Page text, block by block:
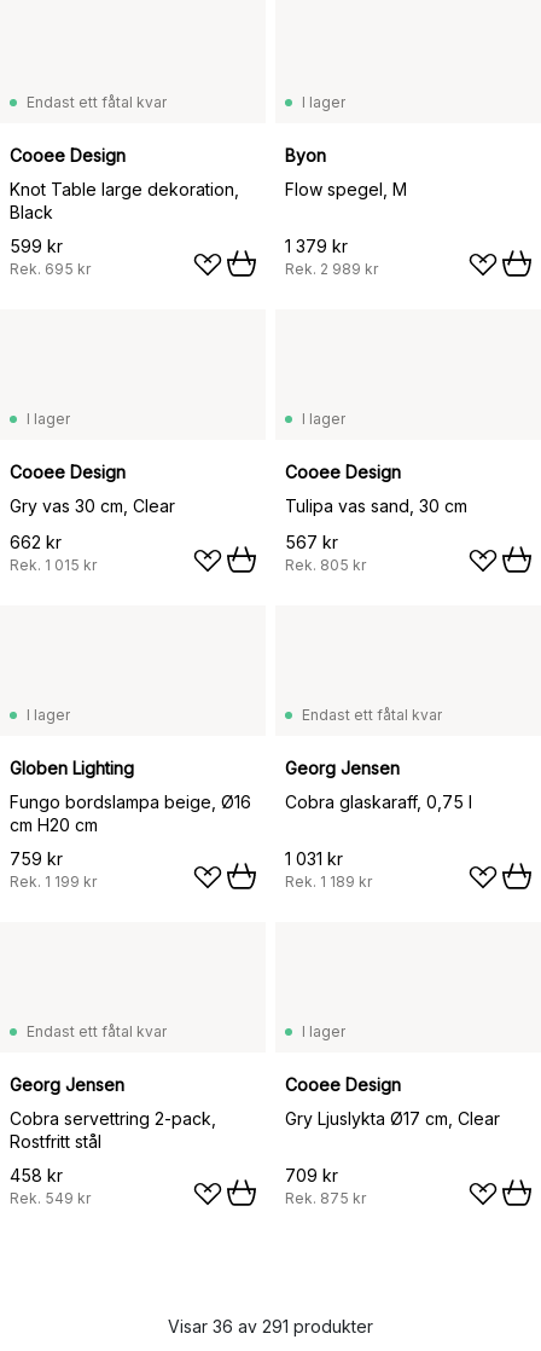
Endast ett fåtal kvar
Cooee Design
Knot Table large dekoration,
Black
599 kr
Rek. 695 kr
I lager
Byon
Flow spegel, M
1 379 kr
Rek. 2 989 kr
I lager
Cooee Design
Gry vas 30 cm, Clear
662 kr
Rek. 1 015 kr
I lager
Cooee Design
Tulipa vas sand, 30 cm
567 kr
Rek. 805 kr
I lager
Globen Lighting
Fungo bordslampa beige, Ø16
cm H20 cm
759 kr
Rek. 1 199 kr
Endast ett fåtal kvar
Georg Jensen
Cobra glaskaraff, 0,75 l
1 031 kr
Rek. 1 189 kr
Endast ett fåtal kvar
Georg Jensen
Cobra servettring 2-pack,
Rostfritt stål
458 kr
Rek. 549 kr
I lager
Cooee Design
Gry Ljuslykta Ø17 cm, Clear
709 kr
Rek. 875 kr
Visar 36 av 291 produkter